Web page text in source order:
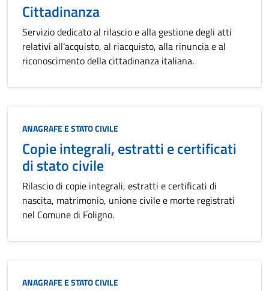
Cittadinanza
Servizio dedicato al rilascio e alla gestione degli atti
relativi all’acquisto, al riacquisto, alla rinuncia e al
riconoscimento della cittadinanza italiana.
Categoria:
ANAGRAFE E STATO CIVILE
Copie integrali, estratti e certificati
di stato civile
Rilascio di copie integrali, estratti e certificati di
nascita, matrimonio, unione civile e morte registrati
nel Comune di Foligno.
Categoria:
ANAGRAFE E STATO CIVILE